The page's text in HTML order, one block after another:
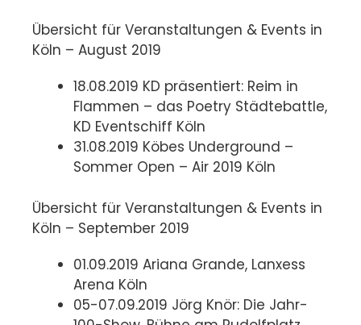
Übersicht für Veranstaltungen & Events in
Köln – August 2019
18.08.2019 KD präsentiert: Reim in
Flammen – das Poetry Städtebattle,
KD Eventschiff Köln
31.08.2019 Köbes Underground –
Sommer Open – Air 2019 Köln
Übersicht für Veranstaltungen & Events in
Köln – September 2019
01.09.2019 Ariana Grande, Lanxess
Arena Köln
05-07.09.2019 Jörg Knör: Die Jahr-